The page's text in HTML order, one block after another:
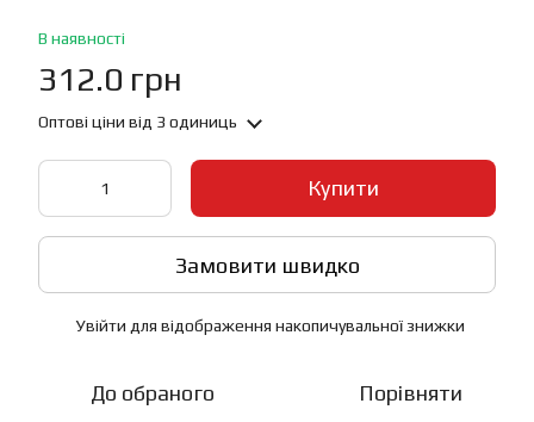
В наявності
312.0 грн
Оптові ціни від 3 одиниць
Купити
Замовити швидко
Увійти для відображення накопичувальної знижки
До обраного Порівняти